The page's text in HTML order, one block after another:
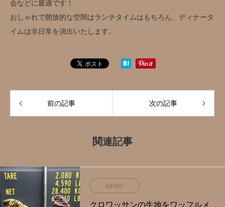
会などに最適です！
おしゃれで開放的な空間はランチタイムはもちろん、ディナータ
イムは非日常を演出いたします。
前の記事 次の記事
関連記事
NEWS
クロワッサンの生地をワッフルメ